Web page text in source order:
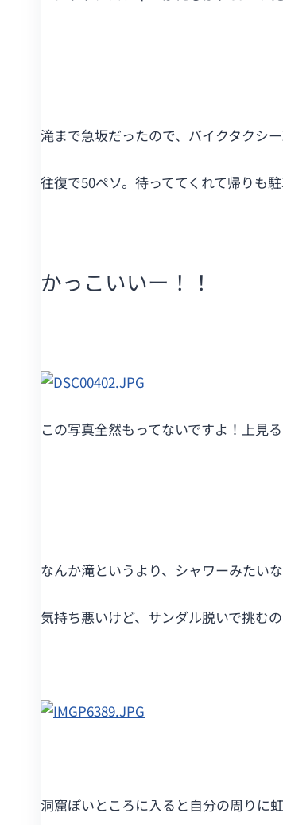
滝まで急坂だったので、バイクタクシ
往復で50ペソ。待っててくれて帰りも
かっこいいー！！
この写真全然もってないですよ！上見
なんか滝というより、シャワーみたい
気持ち悪いけど、サンダル脱いで挑む
洞窟ぽいところに入ると自分の周りに虹